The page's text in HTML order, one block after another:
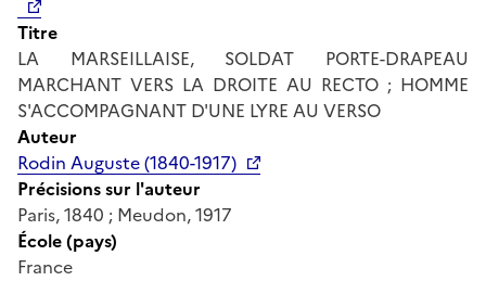
Titre
LA MARSEILLAISE, SOLDAT PORTE-DRAPEAU
MARCHANT VERS LA DROITE AU RECTO ; HOMME
S'ACCOMPAGNANT D'UNE LYRE AU VERSO
Auteur
Rodin Auguste (1840-1917)
Précisions sur l'auteur
Paris, 1840 ; Meudon, 1917
École (pays)
France